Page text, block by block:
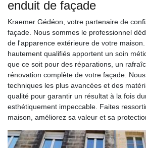
enduit de façade
Kraemer Gédéon, votre partenaire de
façade. Nous sommes le professionnel
de l'apparence extérieure de votre
hautement qualifiés apportent un soin
que ce soit pour des réparations, un
rénovation complète de votre façade.
techniques les plus avancées et des
qualité pour garantir un résultat à la fois
esthétiquement impeccable. Faites
maison, améliorez sa valeur et sa